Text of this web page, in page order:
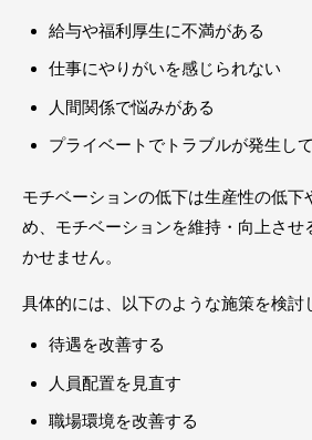
給与や福利厚生に不満がある
仕事にやりがいを感じられない
人間関係で悩みがある
プライベートでトラブルが発生し
モチベーションの低下は生産性の低下
め、モチベーションを維持・向上させ
かせません。
具体的には、以下のような施策を検討
待遇を改善する
人員配置を見直す
職場環境を改善する